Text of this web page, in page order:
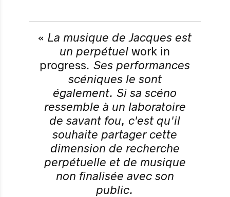
« La musique de Jacques est
un perpétuelwork in
progress. Ses performances
scéniques le sont
également. Si sa scéno
ressemble à un laboratoire
de savant fou, c'est qu'il
souhaite partager cette
dimension de recherche
perpétuelle et de musique
non finalisée avec son
public.